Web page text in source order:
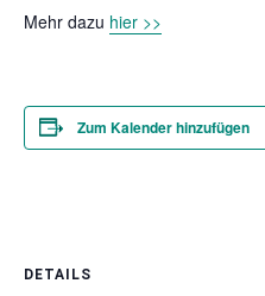
Mehr dazu hier >>
Zum Kalender hinzufügen
DETAILS